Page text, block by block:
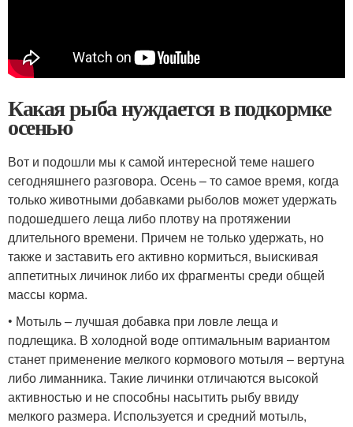
Какая рыба нуждается в подкормке
осенью
Вот и подошли мы к самой интересной теме нашего
сегодняшнего разговора. Осень – то самое время, когда
только животными добавками рыболов может удержать
подошедшего леща либо плотву на протяжении
длительного времени. Причем не только удержать, но
также и заставить его активно кормиться, выискивая
аппетитных личинок либо их фрагменты среди общей
массы корма.
• Мотыль – лучшая добавка при ловле леща и
подлещика. В холодной воде оптимальным вариантом
станет применение мелкого кормового мотыля – вертуна
либо лиманника. Такие личинки отличаются высокой
активностью и не способны насытить рыбу ввиду
мелкого размера. Используется и средний мотыль,